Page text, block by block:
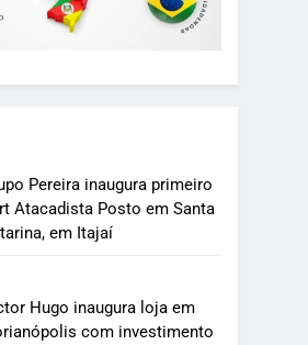
Pereira inaugura primeiro
Atacadista Posto em Santa
em Itajaí
Hugo inaugura loja em
com investimento